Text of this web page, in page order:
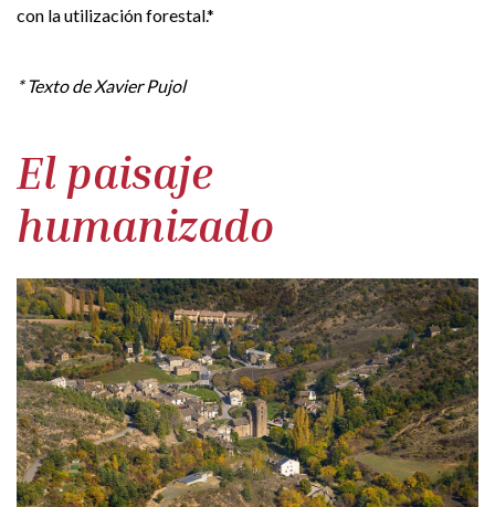
con la utilización forestal.*
* Texto de Xavier Pujol
El paisaje
humanizado